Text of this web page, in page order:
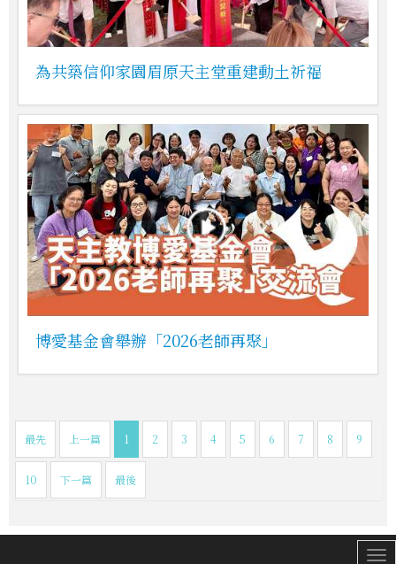
為共築信仰家園眉原天主堂重建動土祈福
博愛基金會舉辦「2026老師再聚」
最先 上一篇 1 2 3 4 5 6 7 8 9
10 下一篇 最後